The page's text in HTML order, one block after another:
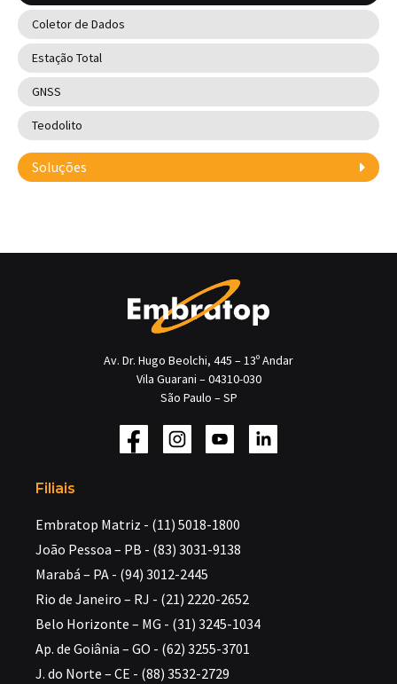
Coletor de Dados
Estação Total
GNSS
Teodolito
Soluções
Av. Dr. Hugo Beolchi, 445 – 13º Andar
Vila Guarani – 04310-030
São Paulo – SP
Filiais
Embratop Matriz - (11) 5018-1800
João Pessoa – PB - (83) 3031-9138
Marabá – PA - (94) 3012-2445
Rio de Janeiro – RJ - (21) 2220-2652
Belo Horizonte – MG - (31) 3245-1034
Ap. de Goiânia – GO - (62) 3255-3701
J. do Norte – CE - (88) 3532-2729